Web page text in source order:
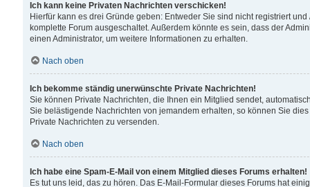
Ich kann keine Privaten Nachrichten verschicken!
Hierfür kann es drei Gründe geben: Entweder Sie sind nicht registriert
komplette Forum ausgeschaltet. Außerdem könnte es sein, dass der
einen Administrator, um weitere Informationen zu erhalten.
Nach oben
Ich bekomme ständig unerwünschte Private Nachrichten!
Sie können Private Nachrichten, die Ihnen ein Mitglied sendet,
Sie belästigende Nachrichten von jemandem erhalten, so können Sie
Private Nachrichten zu versenden.
Nach oben
Ich habe eine Spam-E-Mail von einem Mitglied dieses Forums erhalten!
Es tut uns leid, das zu hören. Das E-Mail-Formular dieses Forums hat